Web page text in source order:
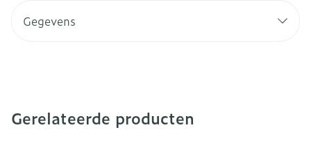
Gegevens
Gerelateerde producten